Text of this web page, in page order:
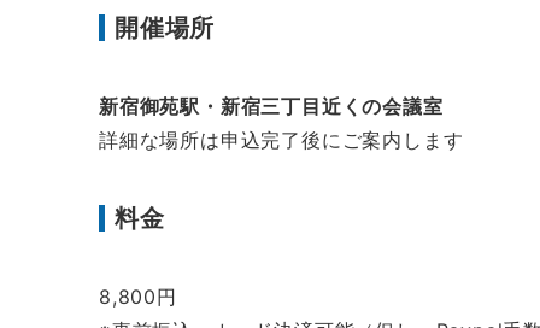
開催場所
新宿御苑駅・新宿三丁目近くの会議室
詳細な場所は申込完了後にご案内します
料金
8,800円